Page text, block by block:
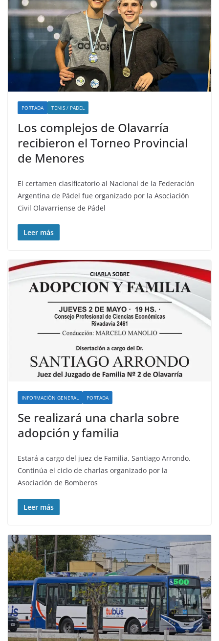
PORTADA TENIS / PADEL
Los complejos de Olavarría
recibieron el Torneo Provincial
de Menores
El certamen clasificatorio al Nacional de la Federación
Argentina de Pádel fue organizado por la Asociación
Civil Olavarriense de Pádel
Leer más
INFORMACIÓN GENERAL PORTADA
Se realizará una charla sobre
adopción y familia
Estará a cargo del juez de Familia, Santiago Arrondo.
Continúa el ciclo de charlas organizado por la
Asociación de Bomberos
Leer más